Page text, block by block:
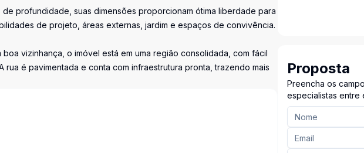
profundidade, suas dimensões proporcionam ótima liberdade para
de projeto, áreas externas, jardim e espaços de convivência.
vizinhança, o imóvel está em uma região consolidada, com fácil
é pavimentada e conta com infraestrutura pronta, trazendo mais
Proposta
Preencha os
especialistas entre